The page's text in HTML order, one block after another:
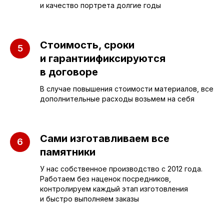
и качество портрета долгие годы
Стоимость, сроки
и гарантиификсируются
в договоре
В случае повышения стоимости материалов, все
дополнительные расходы возьмем на себя
Сами изготавливаем все
памятники
У нас собственное производство с 2012 года.
Работаем без наценок посредников,
контролируем каждый этап изготовления
и быстро выполняем заказы
Горизонтальные
Военному
СЛЕЗА В
КАМНЕ
Отзывы
Благоустройство
Доставка и